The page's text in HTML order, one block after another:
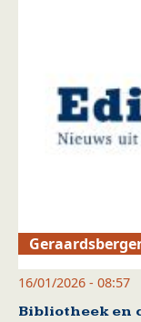
16/01/2026 - 08:57
Bibliotheek en